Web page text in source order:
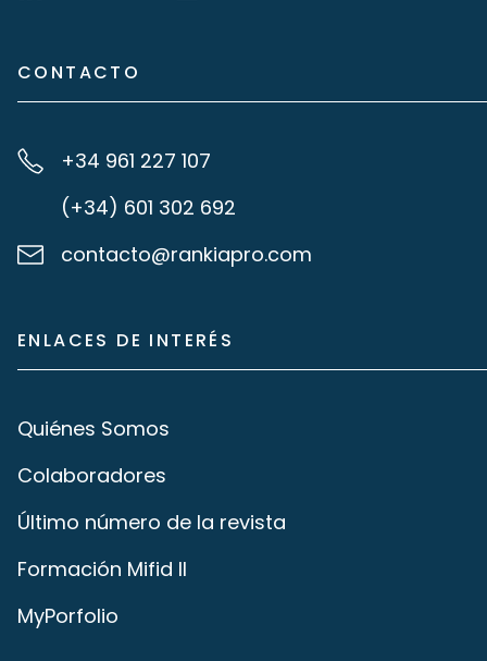
CONTACTO
+34 961 227 107
(+34) 601 302 692
contacto@rankiapro.com
ENLACES DE INTERÉS
Quiénes Somos
Colaboradores
Último número de la revista
Formación Mifid II
MyPorfolio